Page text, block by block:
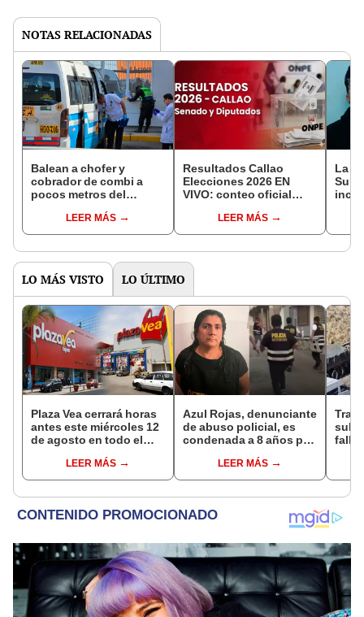
NOTAS RELACIONADAS
Balean a chofer y
cobrador de combi a
pocos metros del
Callao: sicario es un
menor de edad
LEER MÁS
Resultados Callao
Elecciones 2026 EN
VIVO: conteo oficial
diputadosLEER MÁS
La
LO MÁS VISTO LO ÚLTIMO
Plaza Vea cerrará horas
antes este miércoles 12
de agosto en todo el
hasta las 7 p.m.
LEER MÁS
Azul Rojas, denunciante
de abuso policial, es
condenada a 8 años por
en TrujilloLEER MÁS
sube